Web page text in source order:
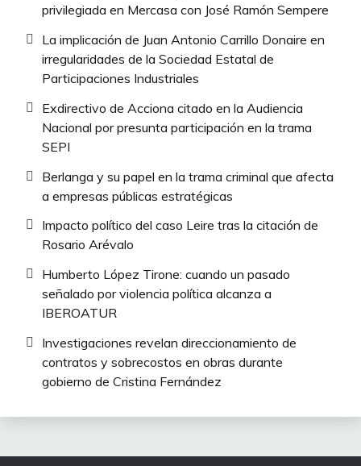
privilegiada en Mercasa con José Ramón Sempere
La implicación de Juan Antonio Carrillo Donaire en
irregularidades de la Sociedad Estatal de
Participaciones Industriales
Exdirectivo de Acciona citado en la Audiencia
Nacional por presunta participación en la trama
SEPI
Berlanga y su papel en la trama criminal que afecta
a empresas públicas estratégicas
Impacto político del caso Leire tras la citación de
Rosario Arévalo
Humberto López Tirone: cuando un pasado
señalado por violencia política alcanza a
IBEROATUR
Investigaciones revelan direccionamiento de
contratos y sobrecostos en obras durante
gobierno de Cristina Fernández